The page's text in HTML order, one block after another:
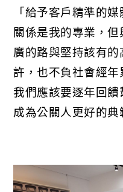
「給予客戶精準的
關係是我的專業，
廣的路與堅持該有
許，也不負社會經年
我們應該要逐年回饋
成為公關人更好的典